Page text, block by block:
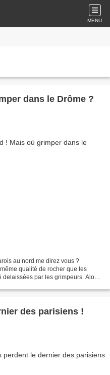
MENU
dans le Drôme ?
au nord me direz vous ?
qualité de rocher que les
par les grimpeurs. Alors
des parisiens !